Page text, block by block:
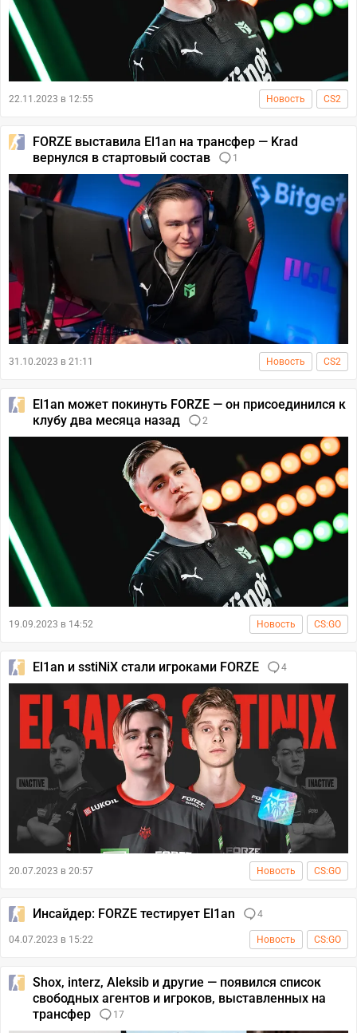
22.11.2023 в 12:55 Новость CS2
FORZE выставила El1an на трансфер — Krad
вернулся в стартовый состав
1
31.10.2023 в 21:11 Новость CS2
El1an может покинуть FORZE — он присоединился к
клубу два месяца назад
2
19.09.2023 в 14:52 Новость CS:GO
El1an и sstiNiX стали игроками FORZE 4
20.07.2023 в 20:57 Новость CS:GO
Инсайдер: FORZE тестирует El1an 4
04.07.2023 в 15:22 Новость CS:GO
Shox, interz, Aleksib и другие — появился список
свободных агентов и игроков, выставленных на
трансфер
17